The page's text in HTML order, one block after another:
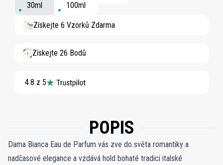
30ml 100ml
Získejte 6 Vzorků Zdarma
Získejte 26 Bodů
4.8 z 5
POPIS
Dama Bianca Eau de Parfum vás zve do světa romantiky a
nadčasové elegance a vzdává hold bohaté tradici italské